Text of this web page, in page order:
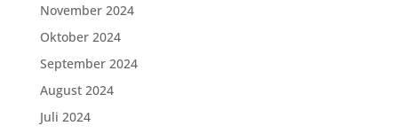
November 2024
Oktober 2024
September 2024
August 2024
Juli 2024